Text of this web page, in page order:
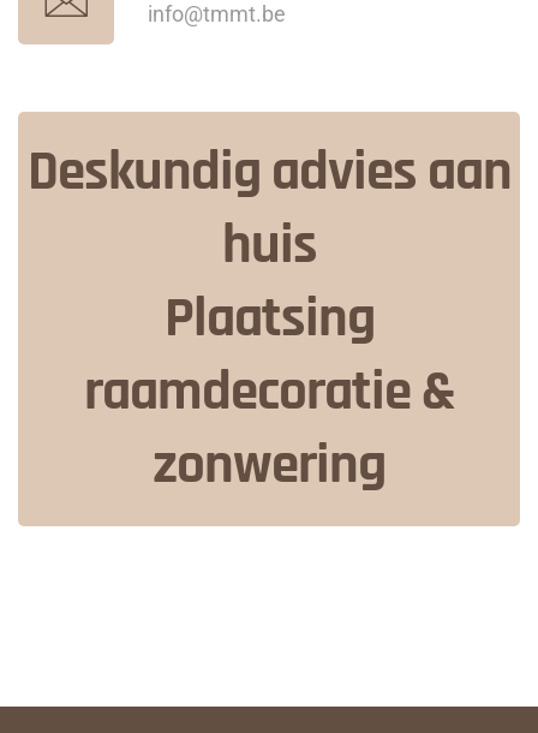
info@tmmt.be
Deskundig advies aan
huis
Plaatsing
raamdecoratie &
zonwering